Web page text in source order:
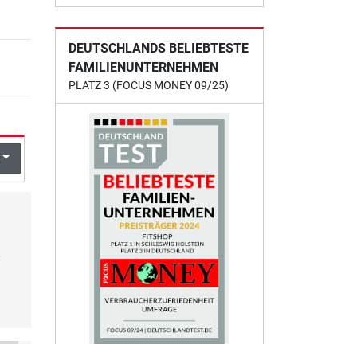
DEUTSCHLANDS BELIEBTESTE
FAMILIENUNTERNEHMEN
PLATZ 3 (FOCUS MONEY 09/25)